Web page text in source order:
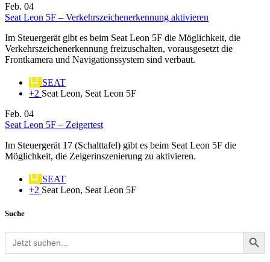
Feb. 04
Seat Leon 5F – Verkehrszeichenerkennung aktivieren
Im Steuergerät gibt es beim Seat Leon 5F die Möglichkeit, die
Verkehrszeichenerkennung freizuschalten, vorausgesetzt die
Frontkamera und Navigationssystem sind verbaut.
SEAT
+2 Seat Leon, Seat Leon 5F
Feb. 04
Seat Leon 5F – Zeigertest
Im Steuergerät 17 (Schalttafel) gibt es beim Seat Leon 5F die
Möglichkeit, die Zeigerinszenierung zu aktivieren.
SEAT
+2 Seat Leon, Seat Leon 5F
Suche
Search
for:
Search Button